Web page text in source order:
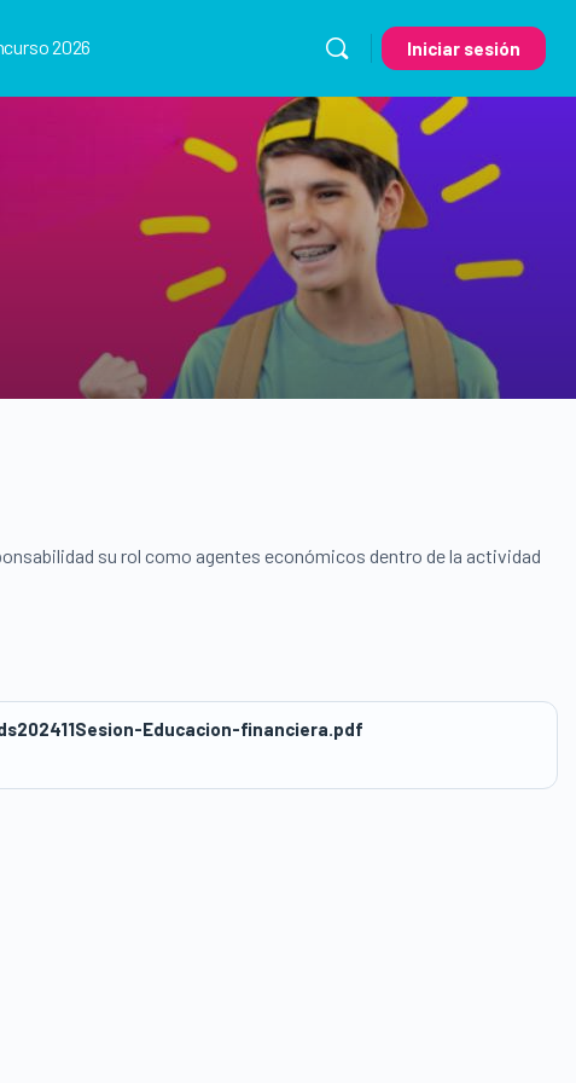
2026 Iniciar sesión
su rol como agentes económicos dentro de la actividad
Educacion-financiera.pdf